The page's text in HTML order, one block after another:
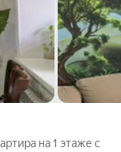
на 1 этаже с